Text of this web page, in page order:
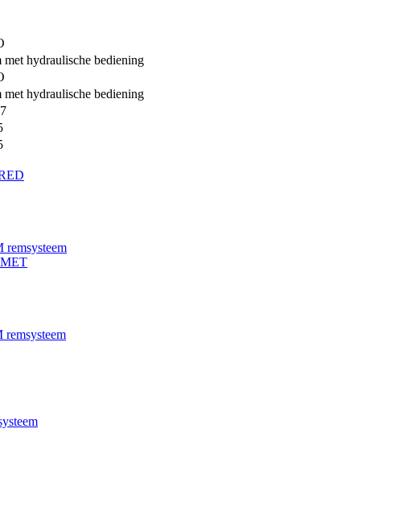
met hydraulische bediening
met hydraulische bediening